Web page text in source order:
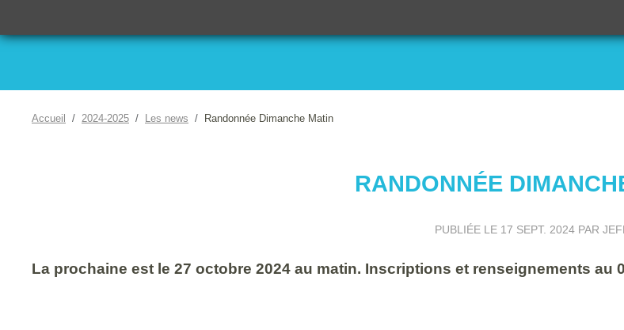
Accueil 2024-2025 Les news Randonnée Dimanche Matin
RANDONNÉE
PUBLIÉE LE 17 SEPT. 2024 PAR
La prochaine est le 27 octobre 2024 au matin. Inscriptions et renseignements au